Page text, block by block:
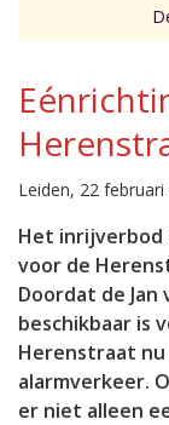
Leiden, 22
Het inrijverbod
voor de
Doordat de
beschikbaar is
Herenstraat
alarmverkeer.
er niet alleen